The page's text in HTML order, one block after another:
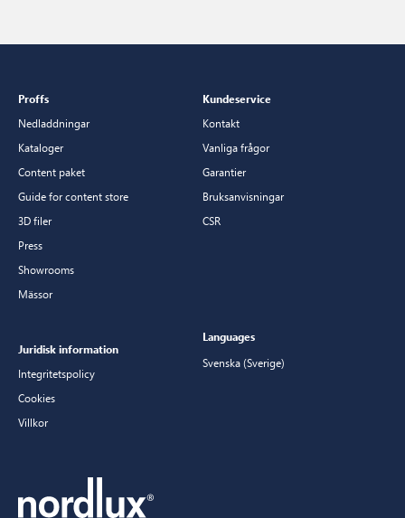
Proffs
Nedladdningar
Kataloger
Content paket
Guide for content store
3D filer
Press
Showrooms
Mässor
Kundeservice
Kontakt
Vanliga frågor
Garantier
Bruksanvisningar
CSR
Juridisk information
Integritetspolicy
Cookies
Villkor
Languages
Svenska (Sverige)